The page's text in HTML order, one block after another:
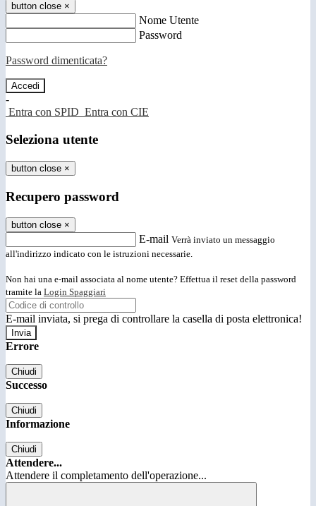
button close ×
Nome Utente
Password
Password dimenticata?
-
Entra con SPID Entra con CIE
Seleziona utente
button close ×
Recupero password
button close ×
E-mail Verrà inviato un messaggio
all'indirizzo indicato con le istruzioni necessarie.
Non hai una e-mail associata al nome utente? Effettua il reset della password
tramite la Login Spaggiari
E-mail inviata, si prega di controllare la casella di posta elettronica!
Errore
Chiudi
Successo
Chiudi
Informazione
Chiudi
Attendere...
Attendere il completamento dell'operazione...